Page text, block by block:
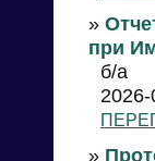
»
при
б/а
»